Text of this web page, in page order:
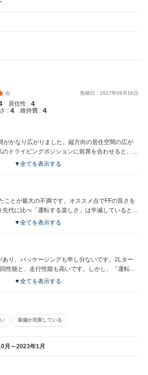
投稿日： 2017年09 月 16日
居住性 : 4
: 4 維持費 : 4
がかなり広がりました。縦方向の居住空間の広が
ドライビングポジションに前席を合わせると、後
ペースがとれました。高さ方向、横方向にも広が
で、雨の日のタイトコーナーでもテールスライド
アクセルを踏んでいけます。また、パワーウェイ
で、動力性能も十分です。雨の日のアクセル全開
イールスピンもしません。 SUVにしては重心が低
ルもよく抑えられています。
▼全てを表示する
ことが最大の不満です。オススメ点でFFの良さを
代に比べ「運転する楽しさ」は半減していると思
ドインフォメーションは希薄で、中心付近の不感
イブが大きく、高速コーナーでアンダーステア気
▼全てを表示する
あり、パッケージングも申し分ないです。2Lター
性能と、走行性能も高いです。しかし、「運転す
てしまったことは非常に残念です。
▼全てを表示する
装備が充実している
月～2023年1月